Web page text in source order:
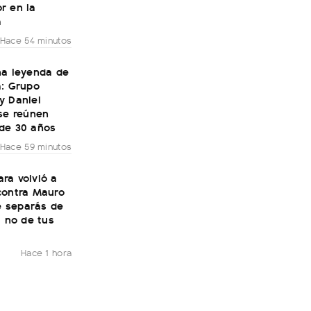
en la
Hace 54 minutos
leyenda de
Grupo
Daniel
reúnen
30 años
Hace 59 minutos
volvió a
Mauro
separás de
no de tus
Hace 1 hora